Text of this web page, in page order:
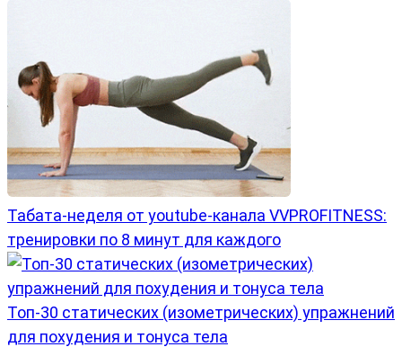
Табата-неделя от youtube-канала VVPROFITNESS:
тренировки по 8 минут для каждого
Топ-30 статических (изометрических) упражнений
для похудения и тонуса тела